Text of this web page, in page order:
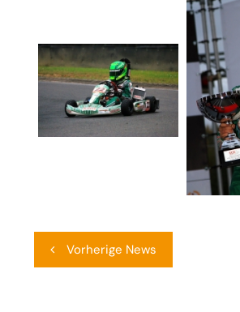
Beitragsnavigation
Vorherige News